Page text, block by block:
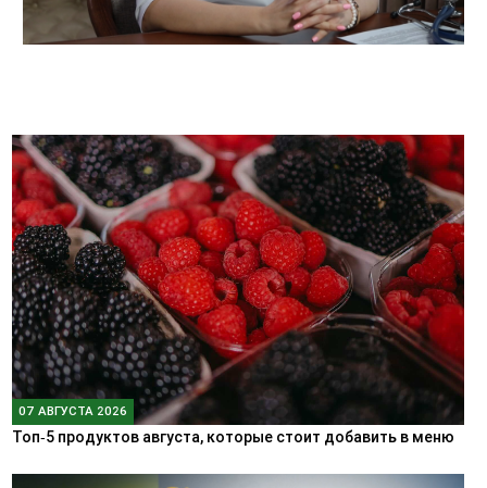
07 АВГУСТА 2026
Топ‑5 продуктов августа, которые стоит добавить в меню